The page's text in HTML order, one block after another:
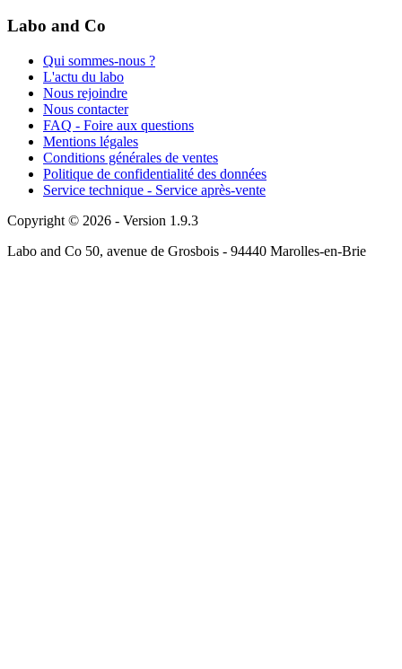
Labo and Co
Qui sommes-nous ?
L'actu du labo
Nous rejoindre
Nous contacter
FAQ - Foire aux questions
Mentions légales
Conditions générales de ventes
Politique de confidentialité des données
Service technique - Service après-vente
Copyright © 2026 - Version 1.9.3
Labo and Co 50, avenue de Grosbois - 94440 Marolles-en-Brie